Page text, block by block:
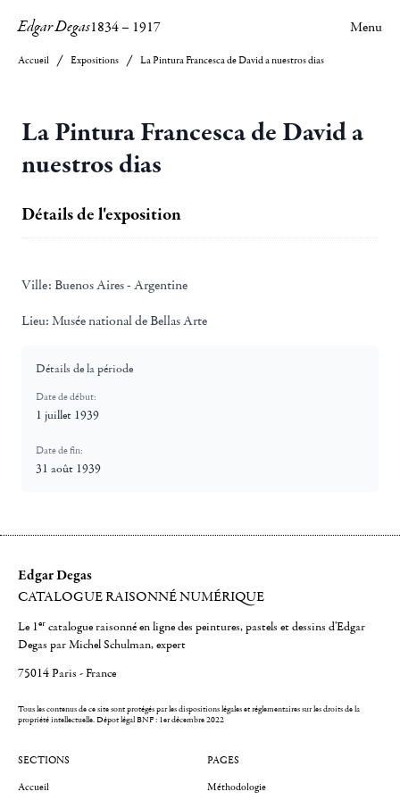
Edgar Degas1834– 1917 Menu
Accueil Expositions La Pintura Francesca de David a nuestros dias
La Pintura Francesca de David a
nuestros dias
Détails de l'exposition
Ville: Buenos Aires - Argentine
Lieu: Musée national de Bellas Arte
Détails de la période
Date de début:
1 juillet 1939
Date de fin:
31 août 1939
Edgar Degas
CATALOGUE RAISONNÉ NUMÉRIQUE
Le 1er catalogue raisonné en ligne des peintures, pastels et dessins d'Edgar
Degas par Michel Schulman, expert
75014 Paris - France
Tous les contenus de ce site sont protégés par les dispositions légales et réglementaires sur les droits de la
propriété intellectuelle.Dépot légal BNF : 1er décembre 2022
SECTIONS
Accueil
PAGES
Méthodologie